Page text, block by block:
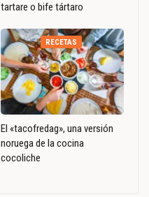
tartare o bife tártaro
RECETAS
El «tacofredag», una versión
noruega de la cocina
cocoliche